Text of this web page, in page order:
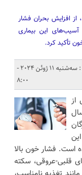
از افزایش بحران فشار
این بیماری
تأکید کرد.
تاریخ انتشار : سه‌شنبه 11 ژوئن 2024 -
8:00
از
است. فشار خون بالا
قلبی-عروقی، سکته